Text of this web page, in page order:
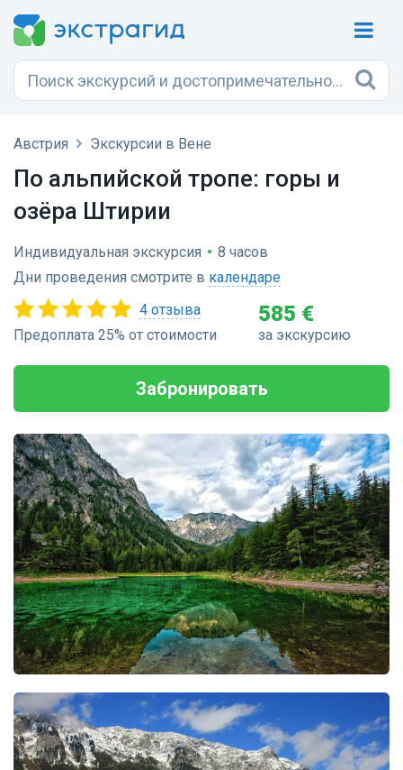
Австрия Экскурсии в Вене
По альпийской тропе: горы и
озёра Штирии
Индивидуальная экскурсия • 8 часов
Дни проведения смотрите в календаре
4 отзыва
Предоплата 25% от стоимости
585 €
за экскурсию
Забронировать